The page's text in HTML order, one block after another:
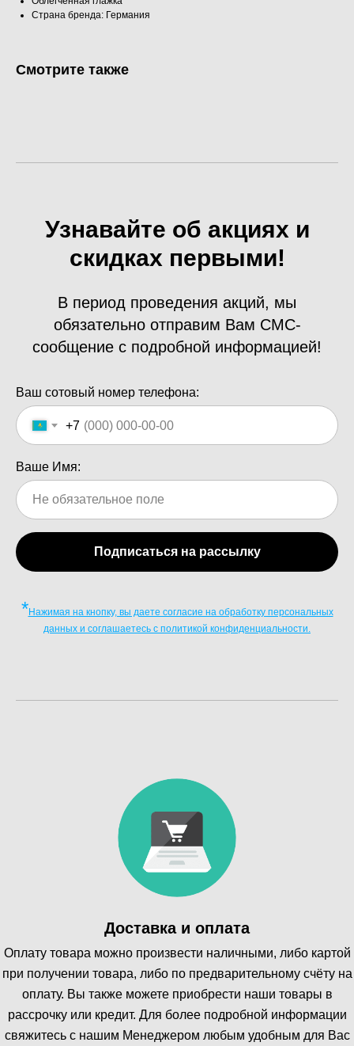
Страна бренда: Германия
Смотрите также
Узнавайте об акциях и
скидках первыми!
В период проведения акций, мы
обязательно отправим Вам СМС-
сообщение с подробной информацией!
Ваш сотовый номер телефона:
+7
Ваше Имя:
Подписаться на рассылку
*Нажимая на кнопку, вы даете согласие на обработку персональных
данных и соглашаетесь c политикой конфиденциальности.
Доставка и оплата
Оплату товара можно произвести наличными, либо картой
при получении товара, либо по предварительному счёту на
оплату. Вы также можете приобрести наши товары в
рассрочку или кредит. Для более подробной информации
свяжитесь с нашим Менеджером любым удобным для Вас